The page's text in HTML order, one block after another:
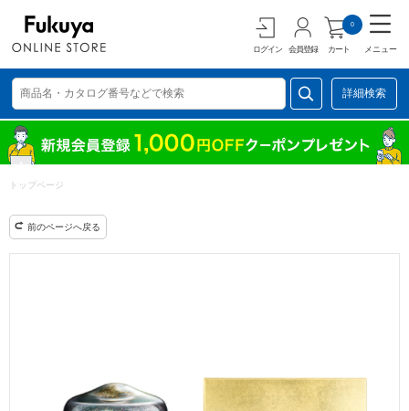
ログイン 会員登録 カート
0
メニュー
詳細検索
トップページ
前のページへ戻る